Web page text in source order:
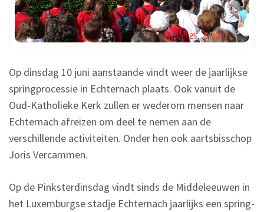
Op dinsdag 10 juni aanstaande vindt weer de jaarlijkse
springprocessie in Echternach plaats. Ook vanuit de
Oud-Katholieke Kerk zullen er wederom mensen naar
Echternach afreizen om deel te nemen aan de
verschillende activiteiten. Onder hen ook aartsbisschop
Joris Vercammen.
Op de Pinksterdinsdag vindt sinds de Middeleeuwen in
het Luxemburgse stadje Echternach jaarlijks een spring-